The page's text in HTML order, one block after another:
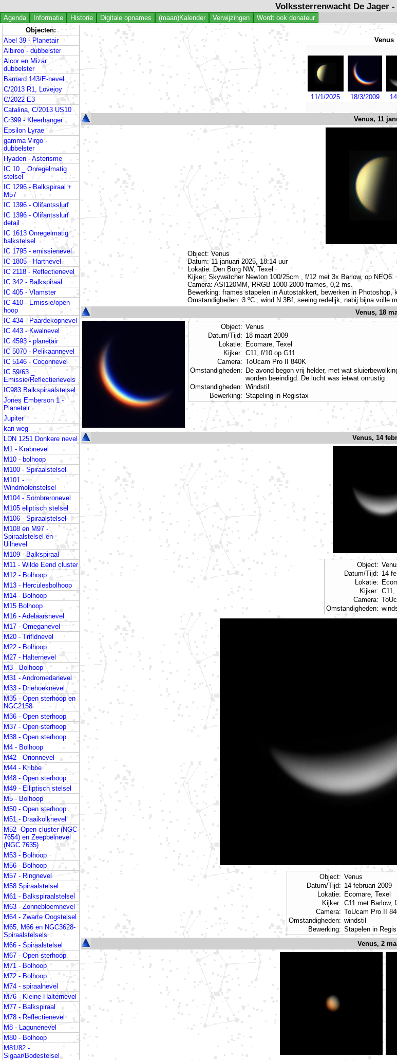
Volkssterrenwacht De Jager -
Agenda Informatie Historie Digitale opnames (maan)Kalender Verwijzingen Wordt ook donateur
Objecten:
Abel 39 - Planetair
Albireo - dubbelster
Alcor en Mizar
dubbelster
Barnard 143/E-nevel
C/2013 R1, Lovejoy
C/2022 E3
Catalina, C/2013 US10
Cr399 - Kleerhanger
Epsilon Lyrae
gamma Virgo -
dubbelster
Hyaden - Asterisme
IC 10 _ Onregelmatig
stelsel
IC 1296 - Balkspiraal +
M57
IC 1396 - Olifantsslurf
IC 1396 - Olifantsslurf
detail
IC 1613 Onregelmatig
balkstelsel
IC 1795 - emissienevel
IC 1805 - Hartnevel
IC 2118 - Reflectienevel
IC 342 - Balkspiraal
IC 405 - Vlamster
IC 410 - Emissie/open
hoop
IC 434 - Paardekopnevel
IC 443 - Kwalnevel
IC 4593 - planetair
IC 5070 - Pelikaannevel
IC 5146 - Coconnevel
IC 59/63 _
Emissie/Reflectienevels
IC983 Balkspiraalstelsel
Jones Emberson 1 -
Planetair
Jupiter
kan weg
LDN 1251 Donkere nevel
M1 - Krabnevel
M10 - bolhoop
M100 - Spiraalstelsel
M101 -
Windmolenstelsel
M104 - Sombreronevel
M105 eliptisch stelsel
M106 - Spiraalstelsel
M108 en M97 -
Spiraalstelsel en
Uilnevel
M109 - Balkspiraal
M11 - Wilde Eend cluster
M12 - Bolhoop
M13 - Herculesbolhoop
M14 - Bolhoop
M15 Bolhoop
M16 - Adelaarsnevel
M17 - Omeganevel
M20 - Trifidnevel
M22 - Bolhoop
M27 - Halternevel
M3 - Bolhoop
M31 - Andromedanevel
M33 - Driehoeknevel
M35 - Open sterhoop en
NGC2158
M36 - Open sterhoop
M37 - Open sterhoop
M38 - Open sterhoop
M4 - Bolhoop
M42 - Orionnevel
M44 - Kribbe
M48 - Open sterhoop
M49 - Elliptisch stelsel
M5 - Bolhoop
M50 - Open sterhoop
M51 - Draaikolknevel
M52 -Open cluster (NGC
7654) en Zeepbelnevel
(NGC 7635)
M53 - Bolhoop
M56 - Bolhoop
M57 - Ringnevel
M58 Spiraalstelsel
M61 - Balkspiraalstelsel
M63 - Zonnebloemnevel
M64 - Zwarte Oogstelsel
M65, M66 en NGC3628-
Spiraalstelsels
M66 - Spiraalstelsel
M67 - Open sterhoop
M71 - Bolhoop
M72 - Bolhoop
M74 - spiraalnevel
M76 - Kleine Halternevel
M77 - Balkspiraal
M78 - Reflectienevel
M8 - Lagunenevel
M80 - Bolhoop
M81/82 -
Sigaar/Bodestelsel
Venus
11/1/2025 18/3/2009
Venus, 11
Object: Venus
Datum: 11 januari 2025, 18:14 uur
Lokatie: Den Burg NW, Texel
Kijker: Skywatcher Newton 100/25cm , f/12 met 3x Barlow, op NEQ6.
Camera: ASI120MM, RRGB 1000-2000 frames, 0,2 ms.
Bewerking: frames stapelen in Autostakkert, bewerken in
Omstandigheden: 3 ºC , wind N 3Bf, seeing redelijk, nabij bijna volle
Venus, 18
Object: Venus
Datum/Tijd: 18 maart 2009
Lokatie: Ecomare, Texel
Kijker: C11, f/10 op G11
Camera: ToUcam Pro II 840K
Omstandigheden: De avond begon vrij helder, met wat
worden beeindigd. De lucht was ietwat onrustig
Omstandigheden: Windstil
Bewerking: Stapeling in Registax
Venus, 14
Object:
Datum/Tijd: 14
Lokatie:
Kijker: C11,
Camera:
Omstandigheden:
Object: Venus
Datum/Tijd: 14 februari 2009
Lokatie: Ecomare, Texel
Kijker: C11 met Barlow,
Camera: ToUcam Pro II
Omstandigheden: windstil
Bewerking: Stapelen in
Venus, 2